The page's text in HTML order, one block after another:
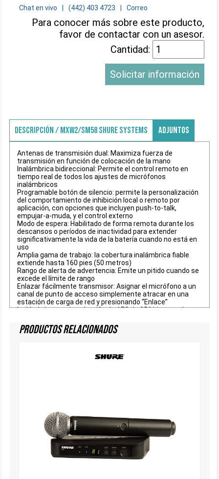
Chat en vivo (442) 403 4723 Correo
Para conocer más sobre este producto,
favor de contactar con un asesor.
Cantidad:
Solicitar información
DESCRIPCIÓN / MXW2/SM58 SHURE SYSTEMS ADJUNTOS
Antenas de transmisión dual: Maximiza fuerza de
transmisión en función de colocación de la mano
Inalámbrica bidireccional: Permite el control remoto en
tiempo real de todos los ajustes de micrófonos
inalámbricos
Programable botón de silencio: permite la personalización
del comportamiento de inhibición local o remoto por
aplicación, con opciones que incluyen push-to-talk,
empujar-a-muda, y el control externo
Modo de espera: Habilitado de forma remota durante los
descansos o períodos de inactividad para extender
significativamente la vida de la batería cuando no está en
uso
Amplia gama de trabajo: la cobertura inalámbrica fiable
extiende hasta 160 pies (50 metros)
Rango de alerta de advertencia: Emite un pitido cuando se
excede el límite de rango
Enlazar fácilmente transmisor: Asignar el micrófono a un
canal de punto de acceso simplemente atracar en una
estación de carga de red y presionando “Enlace”
Inalámbrica encriptada: cifrado AES de 256 bits para la
Baterías de iones de litio avanzadas: baterías internas de
iones de litio inteligentes proporcionan hasta 9 horas de
permanecer estado de tiempo de ejecución y la carga en
apoyo plana para evitar que el micrófono
involuntariamente hacia fuera una superficie plana
Productos Relacionados